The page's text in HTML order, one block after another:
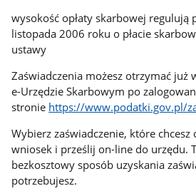
wysokość opłaty skarbowej regulują
listopada 2006 roku o płacie
ustawy
Zaświadczenia możesz otrzymać już
e-Urzędzie Skarbowym po
stronie https://www.podatki.gov.pl/
Wybierz zaświadczenie, które chcesz
wniosek i prześlij on-line do urzędu.
bezkosztowy sposób uzyskania
potrzebujesz.